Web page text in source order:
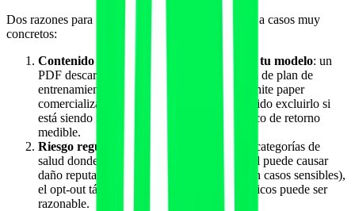
Dos razones para SÍ considerar opt-out, aplicables a casos muy
concretos:
Contenido premium de pago crítico para tu modelo: un
PDF descargable bajo paywall, una plantilla de plan de
entrenamiento exclusiva para clientes, un white paper
comercializado a 49 euros, podría tener sentido excluirlo si
está siendo retrievado masivamente sin tráfico de retorno
medible.
Riesgo regulatorio sectorial muy alto
: en categorías de
salud donde una respuesta generativa parcial puede causar
daño reputacional (ej. fisioterapia clínica con casos sensibles),
el opt-out táctico para subdirectorios específicos puede ser
razonable.